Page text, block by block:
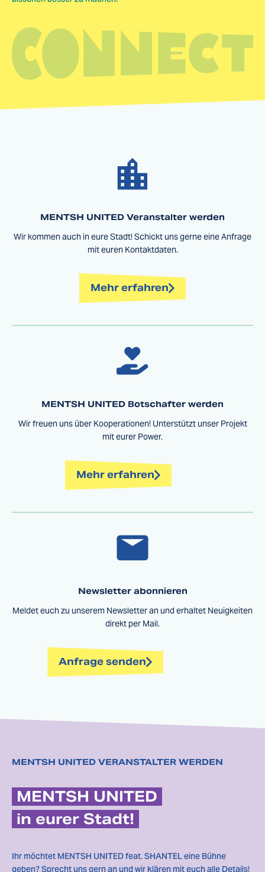
MENTSH UNITED Veranstalter werden
Wir kommen auch in eure Stadt! Schickt uns gerne eine Anfrage
mit euren Kontaktdaten.
Mehr erfahren
MENTSH UNITED Botschafter werden
Wir freuen uns über Kooperationen! Unterstützt unser Projekt
mit eurer Power.
Mehr erfahren
Newsletter abonnieren
Meldet euch zu unserem Newsletter an und erhaltet Neuigkeiten
direkt per Mail.
Anfrage senden
MENTSH UNITED VERANSTALTER WERDEN
MENTSH UNITED
in eurer Stadt!
Ihr möchtet MENTSH UNITED feat. SHANTEL eine Bühne
geben? Sprecht uns gern an und wir klären mit euch alle Details!